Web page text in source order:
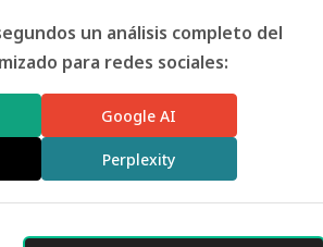
un análisis completo del
para redes sociales:
Google AI
Perplexity